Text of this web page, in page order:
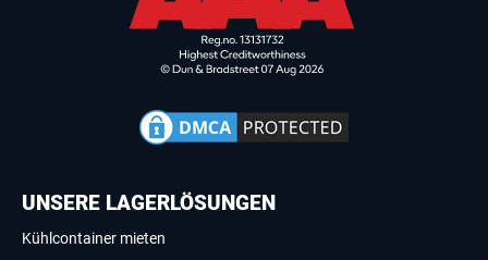
UNSERE LAGERLÖSUNGEN
Kühlcontainer mieten